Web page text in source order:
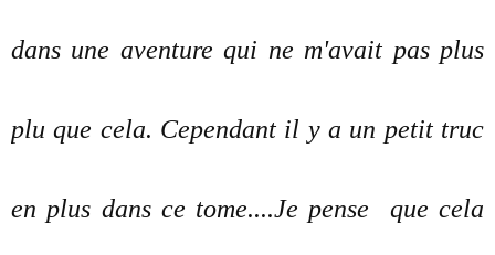
dans une aventure qui ne m'avait pas plus
plu que cela. Cependant il y a un petit truc
en plus dans ce tome....Je pense que cela